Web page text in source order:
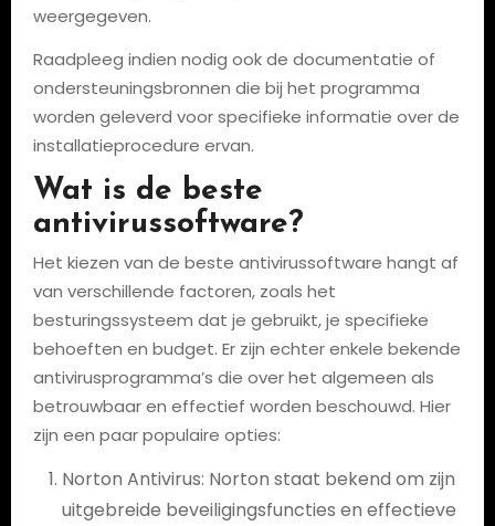
weergegeven.
Raadpleeg indien nodig ook de documentatie of
ondersteuningsbronnen die bij het programma
worden geleverd voor specifieke informatie over de
installatieprocedure ervan.
Wat is de beste
antivirussoftware?
Het kiezen van de beste antivirussoftware hangt af
van verschillende factoren, zoals het
besturingssysteem dat je gebruikt, je specifieke
behoeften en budget. Er zijn echter enkele bekende
antivirusprogramma’s die over het algemeen als
betrouwbaar en effectief worden beschouwd. Hier
zijn een paar populaire opties:
Norton Antivirus: Norton staat bekend om zijn
uitgebreide beveiligingsfuncties en effectieve